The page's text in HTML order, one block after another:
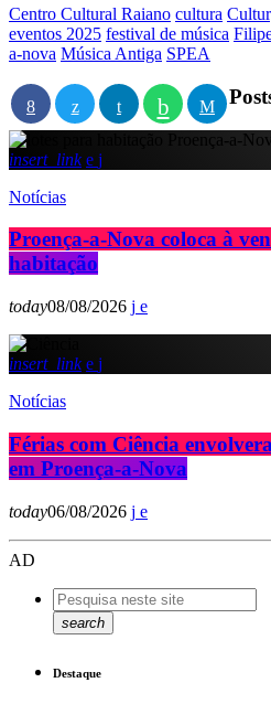
Centro Cultural Raiano cultura
eventos 2025 festival de música
a-nova Música Antiga SPEA
insert_link
Notícias
Proença-a-Nova coloca à
habitação
today08/08/2026
insert_link
Notícias
Férias com Ciência
em Proença-a-Nova
today06/08/2026
AD
search
Destaque